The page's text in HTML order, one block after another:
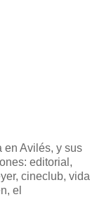
en Avilés, y sus
editorial,
cineclub, vida
el